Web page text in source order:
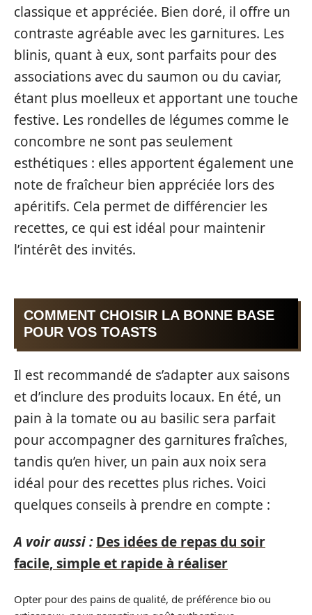
classique et appréciée. Bien doré, il offre un
contraste agréable avec les garnitures. Les
blinis, quant à eux, sont parfaits pour des
associations avec du saumon ou du caviar,
étant plus moelleux et apportant une touche
festive. Les rondelles de légumes comme le
concombre ne sont pas seulement
esthétiques : elles apportent également une
note de fraîcheur bien appréciée lors des
apéritifs. Cela permet de différencier les
recettes, ce qui est idéal pour maintenir
l’intérêt des invités.
COMMENT CHOISIR LA BONNE BASE
POUR VOS TOASTS
Il est recommandé de s’adapter aux saisons
et d’inclure des produits locaux. En été, un
pain à la tomate ou au basilic sera parfait
pour accompagner des garnitures fraîches,
tandis qu’en hiver, un pain aux noix sera
idéal pour des recettes plus riches. Voici
quelques conseils à prendre en compte :
A voir aussi : Des idées de repas du soir
facile, simple et rapide à réaliser
Opter pour des pains de qualité, de préférence bio ou